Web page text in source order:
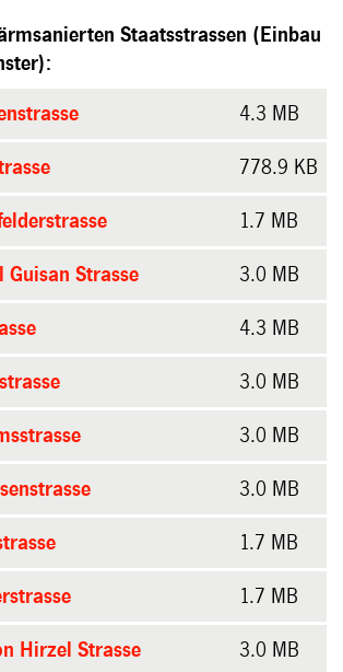
Staatsstrassen (Einbau
4.3 MB
778.9 KB
1.7 MB
Guisan Strasse 3.0 MB
4.3 MB
3.0 MB
3.0 MB
3.0 MB
1.7 MB
1.7 MB
Hirzel Strasse 3.0 MB